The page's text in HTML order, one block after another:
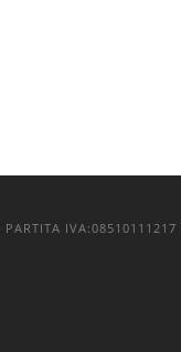
PARTITA IVA:08510111217